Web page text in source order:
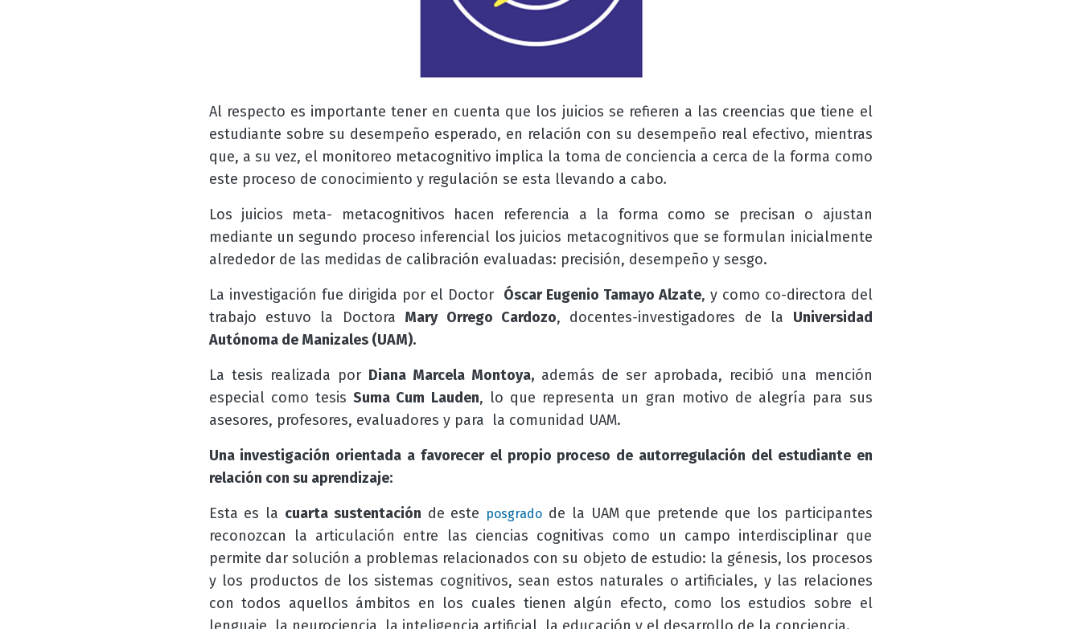
Al respecto es importante tener en cuenta que los juicios se refieren a las creencias que tiene el
estudiante sobre su desempeño esperado, en relación con su desempeño real efectivo, mientras
que, a su vez, el monitoreo metacognitivo implica la toma de conciencia a cerca de la forma como
este proceso de conocimiento y regulación se esta llevando a cabo.
Los juicios meta- metacognitivos hacen referencia a la forma como se precisan o ajustan
mediante un segundo proceso inferencial los juicios metacognitivos que se formulan inicialmente
alrededor de las medidas de calibración evaluadas: precisión, desempeño y sesgo.
La investigación fue dirigida por el Doctor Óscar Eugenio Tamayo Alzate, y como co-directora del
trabajo estuvo la Doctora Mary Orrego Cardozo, docentes-investigadores de la Universidad
Autónoma de Manizales (UAM).
La tesis realizada por Diana Marcela Montoya,además de ser aprobada, recibió una mención
especial como tesisSuma Cum Lauden, lo que representa un gran motivo de alegría para sus
asesores, profesores, evaluadores y para la comunidad UAM.
Una investigación orientada a favorecer el propio proceso de autorregulación del estudiante en
relación con su aprendizaje:
Esta es la cuarta sustentación de este posgrado de la UAM que pretende que los participantes
reconozcan la articulación entre las ciencias cognitivas como un campo interdisciplinar que
permite dar solución a problemas relacionados con su objeto de estudio: la génesis, los procesos
y los productos de los sistemas cognitivos, sean estos naturales o artificiales, y las relaciones
con todos aquellos ámbitos en los cuales tienen algún efecto, como los estudios sobre el